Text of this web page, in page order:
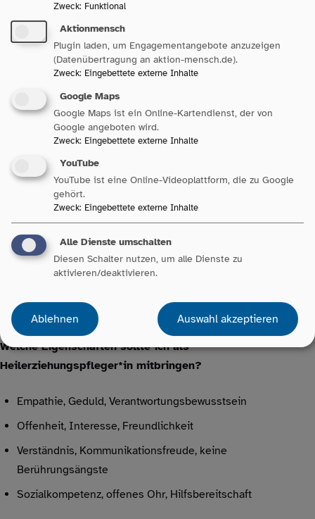
Wir haben Auszubildende im Heilerziehungsberuf einfach mal
direkt gefragt, wie sie ihren Beruf beschreiben würden:
Mit wem arbeite ich als Heilerziehungspfleger*in?
Menschen mit Behinderungen oder Assistenzbedarf
deren Angehörige
dem Team
Welche Eigenschaften sollte ich als
Heilerziehungspfleger*in mitbringen?
Empathie, Geduld, Verantwortungsbewusstsein
Offenheit, Interesse, Freundlichkeit
Verständnis, Kommunikationsfreude, keine
Berührungsängste
Sozialkompetenz, offenes Ohr, Hilfsbereitschaft
Zweck: Funktional
Aktionmensch
Plugin laden, um Engagementangebote anzuzeigen
(Datenübertragung an aktion-mensch.de).
Zweck: Eingebettete externe Inhalte
Google Maps
Google Maps ist ein Online-Kartendienst, der von
Google angeboten wird.
Zweck: Eingebettete externe Inhalte
YouTube
YouTube ist eine Online-Videoplattform, die zu Google
gehört.
Zweck: Eingebettete externe Inhalte
Alle Dienste umschalten
Diesen Schalter nutzen, um alle Dienste zu
aktivieren/deaktivieren.
Ablehnen Auswahl akzeptieren